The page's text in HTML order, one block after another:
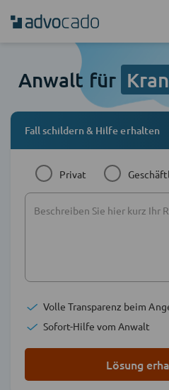
Anwalt für
Fall schildern & Hilfe erhalten
Privat
Volle Transparenz beim
Sofort-Hilfe vom Anwalt
Lösung